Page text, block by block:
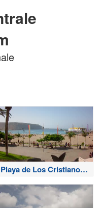
Playa de Los Cristianos
- Teneriffa